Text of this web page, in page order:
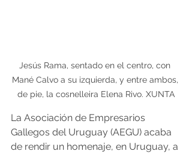
Jesús Rama, sentado en el centro, con
Mané Calvo a su izquierda, y entre ambos,
de pie, la cosnelleira Elena Rivo. XUNTA
La Asociación de Empresarios
Gallegos del Uruguay (AEGU) acaba
de rendir un homenaje, en Uruguay, a